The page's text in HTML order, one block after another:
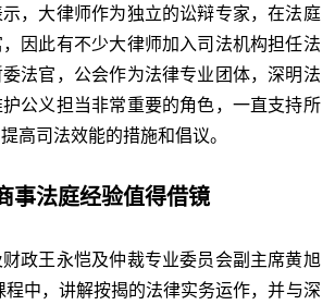
，大律师作为独立的讼辩专家，在法庭
因此有不少大律师加入司法机构担任法
法官，公会作为法律专业团体，深明法
公义担当非常重要的角色，一直支持所
高司法效能的措施和倡议。
事法庭经验值得借镜
政王永恺及仲裁专业委员会副主席黄旭
程中，讲解按揭的法律实务运作，并与深